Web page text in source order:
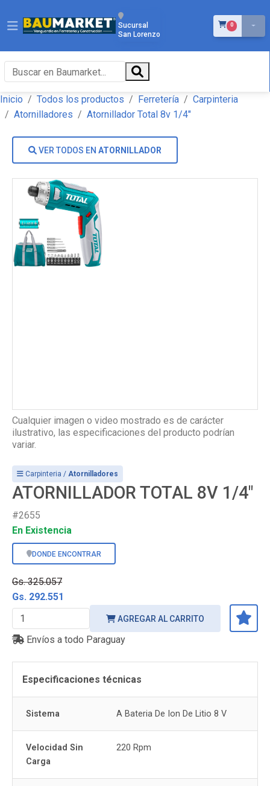
Sucursal
San Lorenzo
0ÍTEMS EN EL
Inicio Todos los productos Ferretería
Carpinteria
Atornilladores
Atornillador Total 8v 1/4"
VER TODOS EN ATORNILLADOR
Cualquier imagen o video mostrado es de carácter
ilustrativo, las especificaciones del producto podrían
variar.
Carpinteria / Atornilladores
ATORNILLADOR TOTAL 8V 1/4"
#2655
En Existencia
DONDE ENCONTRAR
Gs. 325.057
Gs. 292.551
AGREGAR AL CARRITO
Envíos a todo Paraguay
Especificaciones técnicas
Sistema A Bateria De Ion De Litio 8 V
Velocidad Sin
Carga
220 Rpm